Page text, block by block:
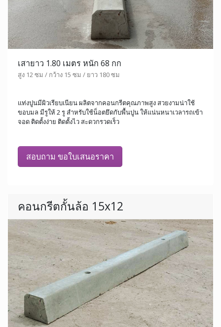
เสายาว 1.80 เมตร หนัก 68 กก
สูง 12 ซม / กว้าง 15 ซม / ยาว 180 ซม
แท่งปูนมีผิวเรียบเนียน ผลิตจากคอนกรีตคุณภาพสูง สวยงามน่าใช้
ขอบมล มีรูให้ 2 รู สำหรับใช้น็อตยึดกับพื้นปูน ให้แน่นหนาเวลารถเข้า
จอด ติดตั้งง่าย ติดตั้งไว สะดวกรวดเร็ว
สอบถาม ขอใบเสนอราคา
คอนกรีตกั้นล้อ 15x12